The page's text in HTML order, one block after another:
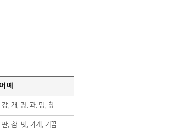
예
, 개, 광, 과, 명, 청
, 참-빗, 가게, 가끔